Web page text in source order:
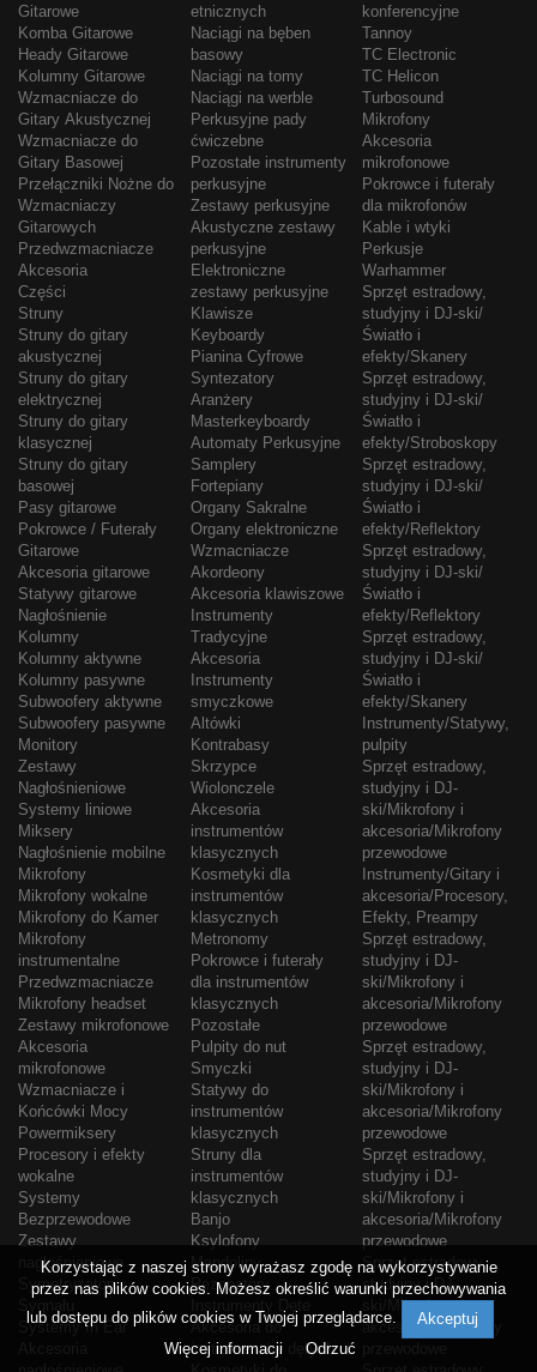
Gitarowe
Komba Gitarowe
Heady Gitarowe
Kolumny Gitarowe
Wzmacniacze do
Gitary Akustycznej
Wzmacniacze do
Gitary Basowej
Przełączniki Nożne do
Wzmacniaczy
Gitarowych
Przedwzmacniacze
Akcesoria
Części
Struny
Struny do gitary
akustycznej
Struny do gitary
elektrycznej
Struny do gitary
klasycznej
Struny do gitary
basowej
Pasy gitarowe
Pokrowce / Futerały
Gitarowe
Akcesoria gitarowe
Statywy gitarowe
Nagłośnienie
Kolumny
Kolumny aktywne
Kolumny pasywne
Subwoofery aktywne
Subwoofery pasywne
Monitory
Zestawy
Nagłośnieniowe
Systemy liniowe
Miksery
Nagłośnienie mobilne
Mikrofony
Mikrofony wokalne
Mikrofony do Kamer
Mikrofony
instrumentalne
Przedwzmacniacze
Mikrofony headset
Zestawy mikrofonowe
Akcesoria
mikrofonowe
Wzmacniacze i
Końcówki Mocy
Powermiksery
Procesory i efekty
wokalne
Systemy
Bezprzewodowe
Zestawy
nagłośnieniowe
Symetryzatory
Systemy In Ear
etnicznych
Naciągi na bęben
basowy
Naciągi na tomy
Naciągi na werble
Perkusyjne pady
ćwiczebne
Pozostałe instrumenty
perkusyjne
Zestawy perkusyjne
Akustyczne zestawy
perkusyjne
Elektroniczne
zestawy perkusyjne
Klawisze
Keyboardy
Pianina Cyfrowe
Syntezatory
Aranżery
Masterkeyboardy
Automaty Perkusyjne
Samplery
Fortepiany
Organy Sakralne
Organy elektroniczne
Wzmacniacze
Akordeony
Akcesoria klawiszowe
Instrumenty
Tradycyjne
Akcesoria
Instrumenty
smyczkowe
Altówki
Kontrabasy
Skrzypce
Wiolonczele
Akcesoria
instrumentów
klasycznych
Kosmetyki dla
instrumentów
klasycznych
Metronomy
Pokrowce i futerały
dla instrumentów
klasycznych
Pozostałe
Pulpity do nut
Smyczki
Statywy do
instrumentów
klasycznych
Struny dla
instrumentów
klasycznych
Banjo
Ksylofony
Mandoliny
Rezonatory
Akcesoria do
instrumentów dętych
konferencyjne
Tannoy
TC Electronic
TC Helicon
Turbosound
Mikrofony
Akcesoria
mikrofonowe
Pokrowce i futerały
dla mikrofonów
Kable i wtyki
Perkusje
Warhammer
Sprzęt estradowy,
studyjny i DJ-ski/
Światło i
efekty/Skanery
Sprzęt estradowy,
studyjny i DJ-ski/
Światło i
efekty/Stroboskopy
Sprzęt estradowy,
studyjny i DJ-ski/
Światło i
efekty/Reflektory
Sprzęt estradowy,
studyjny i DJ-ski/
Światło i
efekty/Reflektory
Sprzęt estradowy,
studyjny i DJ-ski/
Światło i
efekty/Skanery
Instrumenty/Statywy,
pulpity
Sprzęt estradowy,
studyjny i DJ-
ski/Mikrofony i
akcesoria/Mikrofony
przewodowe
Instrumenty/Gitary i
akcesoria/Procesory,
Efekty, Preampy
Sprzęt estradowy,
studyjny i DJ-
ski/Mikrofony i
akcesoria/Mikrofony
przewodowe
Sprzęt estradowy,
studyjny i DJ-
ski/Mikrofony i
akcesoria/Mikrofony
przewodowe
Sprzęt estradowy,
studyjny i DJ-
ski/Mikrofony i
akcesoria/Mikrofony
przewodowe
Sprzęt estradowy,
studyjny i DJ-
ski/Mikrofony i
akcesoria/Mikrofony
Korzystając z naszej strony wyrażasz zgodę na wykorzystywanie
przez nas plików cookies. Możesz określić warunki przechowywania
lub dostępu do plików cookies w Twojej przeglądarce.
Akceptuj
Więcej informacji
Odrzuć